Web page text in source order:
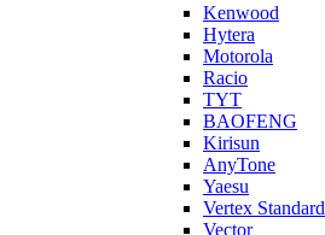
Kenwood
Hytera
Motorola
Racio
TYT
BAOFENG
Kirisun
AnyTone
Yaesu
Vertex Standard
Vector